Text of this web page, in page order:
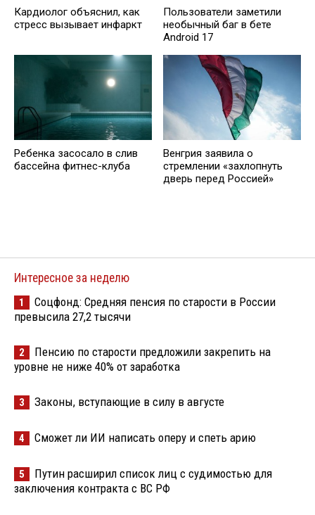
Кардиолог объяснил, как
стресс вызывает инфаркт
Пользователи заметили
необычный баг в бете
Android 17
Ребенка засосало в слив
бассейна фитнес-клуба
Венгрия заявила о
стремлении «захлопнуть
дверь перед Россией»
Интересное за неделю
1
Соцфонд: Средняя пенсия по старости в России
превысила 27,2 тысячи
2
Пенсию по старости предложили закрепить на
уровне не ниже 40% от заработка
3 Законы, вступающие в силу в августе
4 Сможет ли ИИ написать оперу и спеть арию
5
Путин расширил список лиц с судимостью для
заключения контракта с ВС РФ